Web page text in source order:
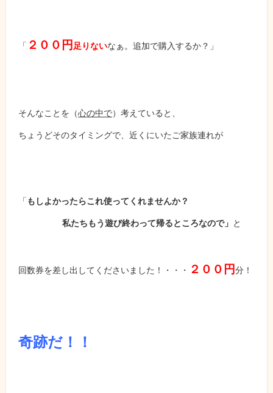
「 ２００円 足りないなぁ。追加で購入するか？」
そんなことを（心の中で）考えていると、
ちょうどそのタイミングで、近くにいたご家族連れが
「もしよかったらこれ使ってくれませんか？
私たちもう遊び終わって帰るところなので」 と
回数券を差し出してくださいました！・・・ ２００円分！
奇跡だ！！